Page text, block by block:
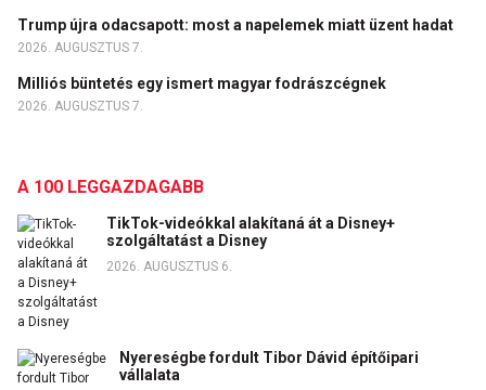
Trump újra odacsapott: most a napelemek miatt üzent hadat
2026. AUGUSZTUS 7.
Milliós büntetés egy ismert magyar fodrászcégnek
2026. AUGUSZTUS 7.
A 100 LEGGAZDAGABB
TikTok-videókkal alakítaná át a Disney+
szolgáltatást a Disney
2026. AUGUSZTUS 6.
Nyereségbe fordult Tibor Dávid építőipari
vállalata